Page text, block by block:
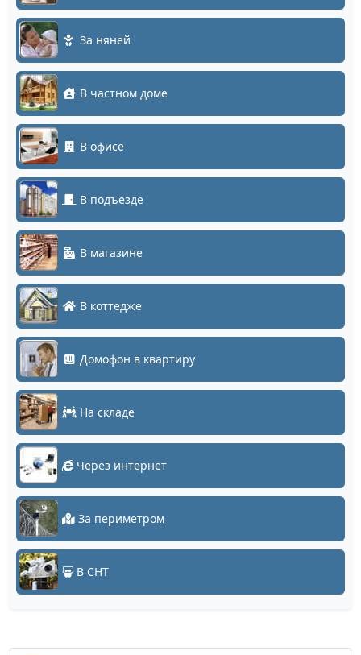
За няней
В частном доме
В офисе
В подъезде
В магазине
В коттедже
Домофон в квартиру
На складе
Через интернет
За периметром
В СНТ